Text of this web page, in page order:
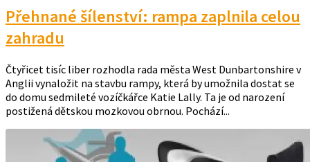
Přehnané šílenství: rampa zaplnila celou
zahradu
Čtyřicet tisíc liber rozhodla rada města West Dunbartonshire v
Anglii vynaložit na stavbu rampy, která by umožnila dostat se
do domu sedmileté vozíčkářce Katie Lally. Ta je od narození
postižená dětskou mozkovou obrnou. Pochází...